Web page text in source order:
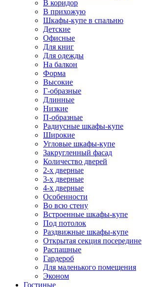
В коридор
В прихожую
Шкафы-купе в спальню
Детские
Офисные
Для книг
Для одежды
На балкон
Форма
Высокие
Г-образные
Длинные
Низкие
П-образные
Радиусные шкафы-купе
Широкие
Угловые шкафы-купе
Закругленный фасад
Количество дверей
2-х дверные
3-х дверные
4-х дверные
Особенности
Во всю стену
Встроенные шкафы-купе
Под потолок
Раздвижные шкафы-купе
Открытая секция посередине
Распашные
Гардероб
Для маленького помещения
Эконом
Гостиные